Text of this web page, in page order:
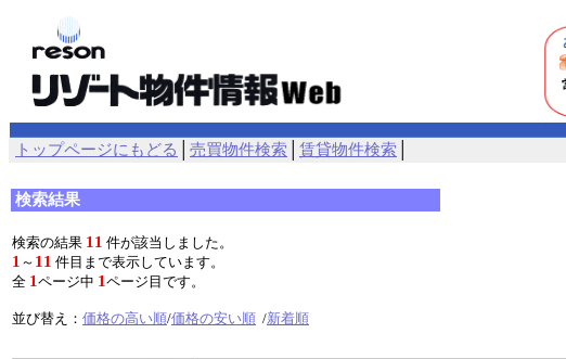
トップページにもどる 売買物件検索 賃貸物件検索
検索結果
検索の結果 11 件が該当しました。
1 ～ 11 件目まで表示しています。
全 1 ページ中 1 ページ目です。
並び替え： 価格の高い順/価格の安い順 /新着順